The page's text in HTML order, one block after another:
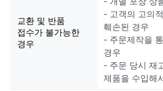
교환 및 반품
접수가 불가능한
경우
- 고객의 고의
훼손된 경우
- 주문제작을
경우
- 주문 당시 재
제품을 수입해